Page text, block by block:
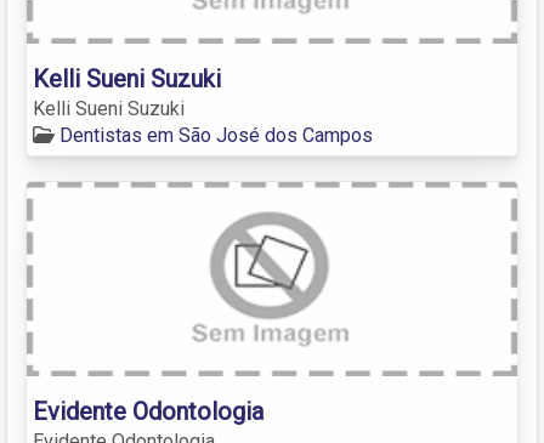
Kelli Sueni Suzuki
Kelli Sueni Suzuki
Dentistas em São José dos Campos
Evidente Odontologia